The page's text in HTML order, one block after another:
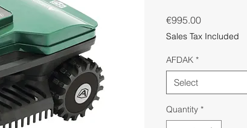
€995.00Price
Sales Tax Included
AFDAK *
Select
Quantity *